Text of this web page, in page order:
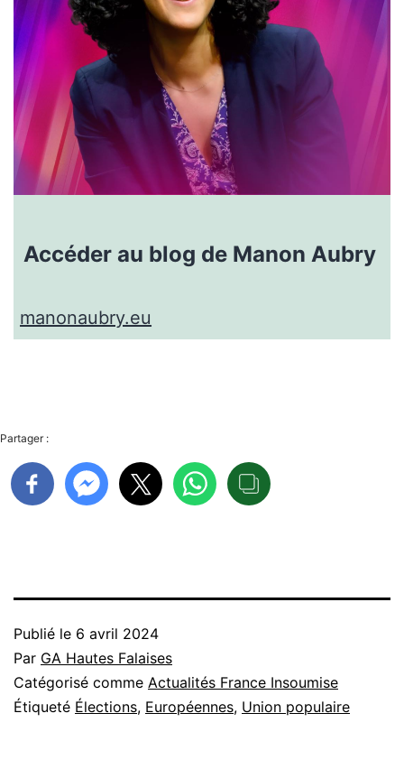
Accéder au blog de Manon Aubry
manonaubry.eu
Partager :
Publié le 6 avril 2024
Par GA Hautes Falaises
Catégorisé comme Actualités France Insoumise
Étiqueté Élections, Européennes, Union populaire